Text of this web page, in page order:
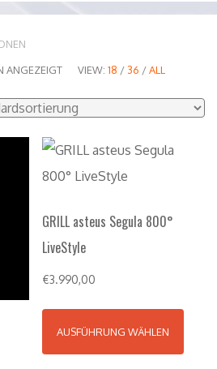
ANGEZEIGT
VIEW:18 / 36 /ALL
GRILL asteus Segula 800°
LiveStyle
€3.990,00
AUSFÜHRUNG WÄHLEN